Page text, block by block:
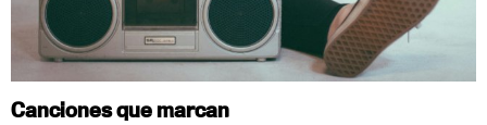
Canciones que marcan